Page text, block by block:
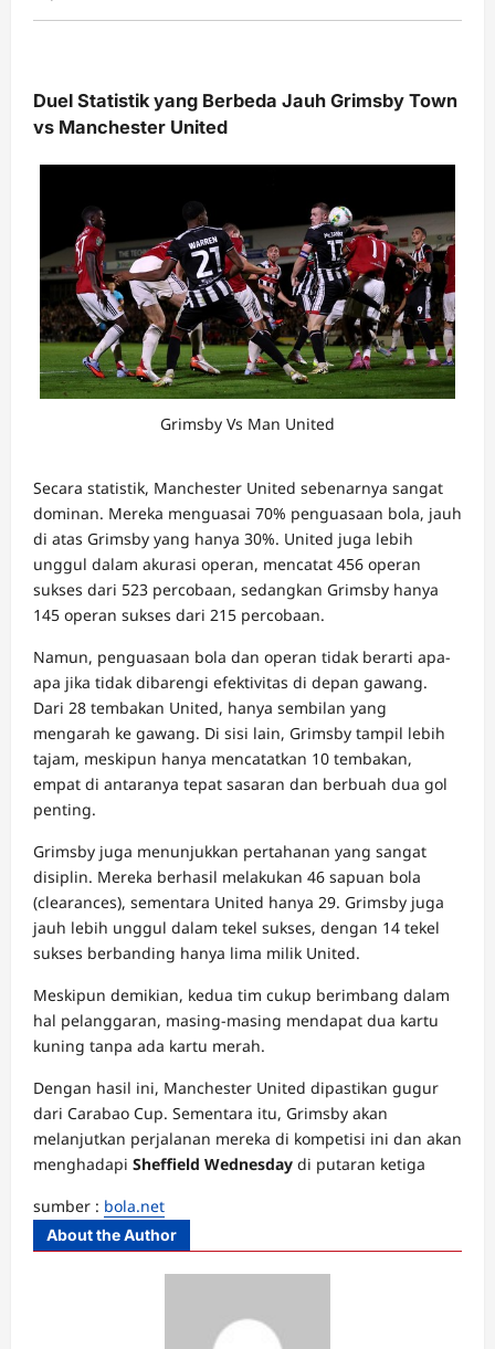
Duel Statistik yang Berbeda Jauh Grimsby Town
vs Manchester United
Grimsby Vs Man United
Secara statistik, Manchester United sebenarnya sangat
dominan. Mereka menguasai 70% penguasaan bola, jauh
di atas Grimsby yang hanya 30%. United juga lebih
unggul dalam akurasi operan, mencatat 456 operan
sukses dari 523 percobaan, sedangkan Grimsby hanya
145 operan sukses dari 215 percobaan.
Namun, penguasaan bola dan operan tidak berarti apa-
apa jika tidak dibarengi efektivitas di depan gawang.
Dari 28 tembakan United, hanya sembilan yang
mengarah ke gawang. Di sisi lain, Grimsby tampil lebih
tajam, meskipun hanya mencatatkan 10 tembakan,
empat di antaranya tepat sasaran dan berbuah dua gol
penting.
Grimsby juga menunjukkan pertahanan yang sangat
disiplin. Mereka berhasil melakukan 46 sapuan bola
(clearances), sementara United hanya 29. Grimsby juga
jauh lebih unggul dalam tekel sukses, dengan 14 tekel
sukses berbanding hanya lima milik United.
Meskipun demikian, kedua tim cukup berimbang dalam
hal pelanggaran, masing-masing mendapat dua kartu
kuning tanpa ada kartu merah.
Dengan hasil ini, Manchester United dipastikan gugur
dari Carabao Cup. Sementara itu, Grimsby akan
melanjutkan perjalanan mereka di kompetisi ini dan akan
menghadapi Sheffield Wednesday di putaran ketiga
sumber : bola.net
About the Author